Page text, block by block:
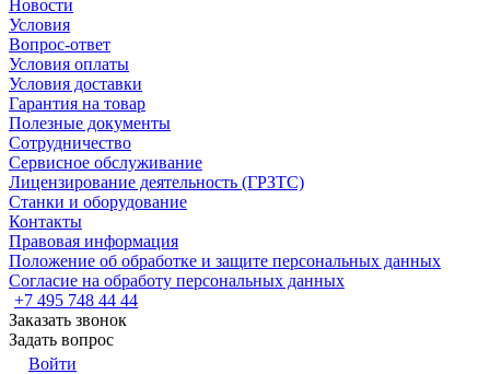
Новости
Условия
Вопрос-ответ
Условия оплаты
Условия доставки
Гарантия на товар
Полезные документы
Сотрудничество
Сервисное обслуживание
Лицензирование деятельность (ГРЗТС)
Станки и оборудование
Контакты
Правовая информация
Положение об обработке и защите персональных данных
Согласие на обработу персональных данных
+7 495 748 44 44
Заказать звонок
Задать вопрос
Войти